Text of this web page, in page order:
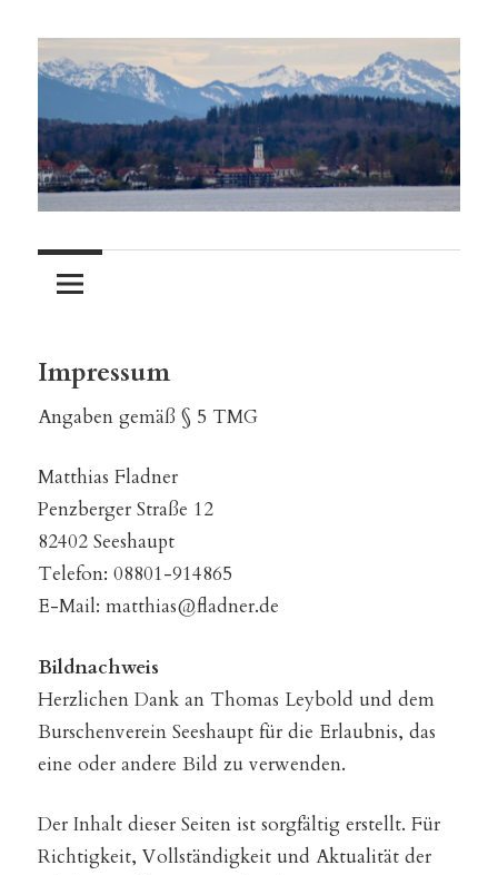
Inhalt
springen
Seeshaupt
erleben
Veranstaltungen
Impressum
Angaben gemäß § 5 TMG
Matthias Fladner
Penzberger Straße 12
82402 Seeshaupt
Telefon: 08801-914865
E-Mail: matthias@fladner.de
Bildnachweis
Herzlichen Dank an Thomas Leybold und dem
Burschenverein Seeshaupt für die Erlaubnis, das
eine oder andere Bild zu verwenden.
Der Inhalt dieser Seiten ist sorgfältig erstellt. Für
Richtigkeit, Vollständigkeit und Aktualität der